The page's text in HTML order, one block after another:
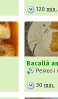
120 min.
Bacallà
Peixos i
30 min.